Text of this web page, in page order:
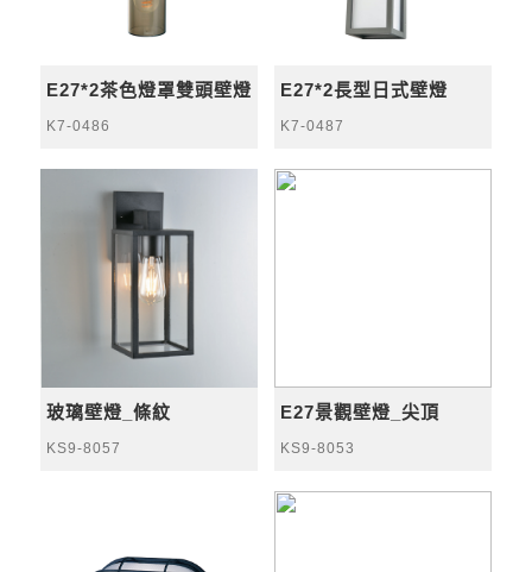
E27*2茶色燈罩雙頭壁燈
K7-0486
E27*2長型日式壁燈
K7-0487
玻璃壁燈_條紋
KS9-8057
E27景觀壁燈_尖頂
KS9-8053